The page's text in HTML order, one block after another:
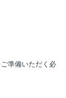
準備いただく必